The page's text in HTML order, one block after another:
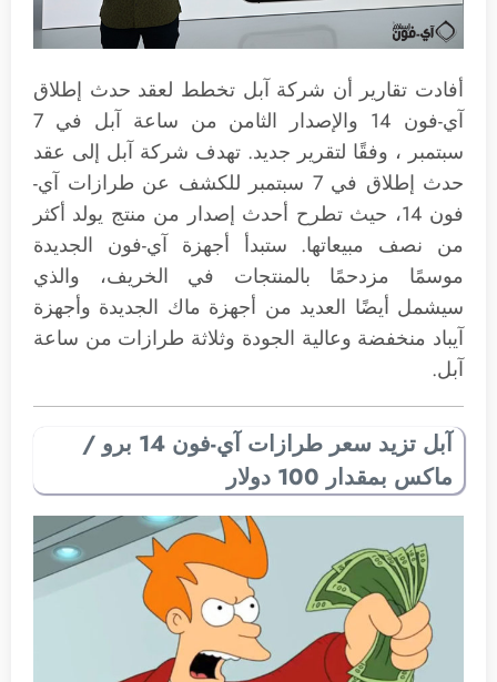
أفادت تقارير أن شركة آبل تخطط لعقد حدث إطلاق
آي-فون 14 والإصدار الثامن من ساعة آبل في 7
سبتمبر ، وفقًا لتقرير جديد. تهدف شركة آبل إلى عقد
حدث إطلاق في 7 سبتمبر للكشف عن طرازات آي-
فون 14، حيث تطرح أحدث إصدار من منتج يولد أكثر
من نصف مبيعاتها. ستبدأ أجهزة آي-فون الجديدة
موسمًا مزدحمًا بالمنتجات في الخريف، والذي
سيشمل أيضًا العديد من أجهزة ماك الجديدة وأجهزة
آيباد منخفضة وعالية الجودة وثلاثة طرازات من ساعة
آبل.
آبل تزيد سعر طرازات آي-فون 14 برو /
ماكس بمقدار 100 دولار